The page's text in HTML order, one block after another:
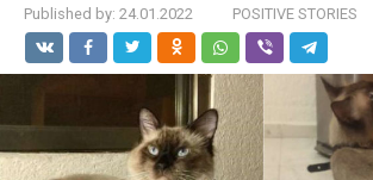
Published by: 24.01.2022 POSITIVE STORIES